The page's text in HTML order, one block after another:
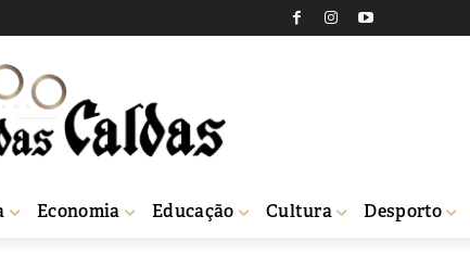
Economia Educação Cultura Desporto